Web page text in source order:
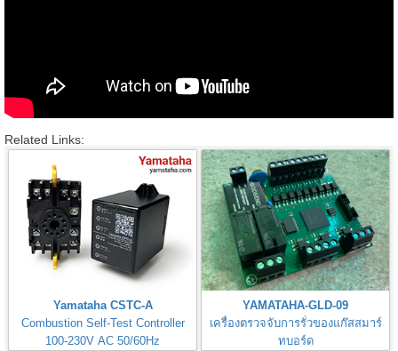
Related Links:
Yamataha CSTC-A
Combustion Self-Test Controller
100-230V AC 50/60Hz
YAMATAHA-GLD-09
เครื่องตรวจจับการรั่วของแก๊สสมาร์
ทบอร์ด